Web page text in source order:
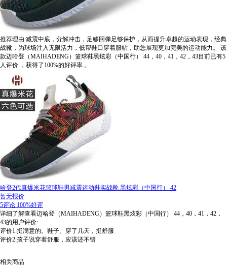
推荐理由:减震中底，分解冲击，足够回弹足够保护，从而提升卓越的运动表现，经典
战靴，为球场注入无限活力，低帮鞋口穿着服帖，助您展现更加完美的运动能力。
该
款迈哈登（MAIHADENG）篮球鞋黑炫彩（中国行） 44，40，41，42，43目前已有5
人评价 ，获得了100%的好评率 。
哈登2代真爆米花篮球鞋男减震运动鞋实战靴 黑炫彩（中国行） 42
暂无报价
5评论 100%好评
详细了解查看迈哈登（MAIHADENG）篮球鞋黑炫彩（中国行） 44，40，41，42，
43的用户评价:
评价1:挺满意的。鞋子。穿了几天，挺舒服
评价2:孩子说穿着舒服，应该还不错
相关商品